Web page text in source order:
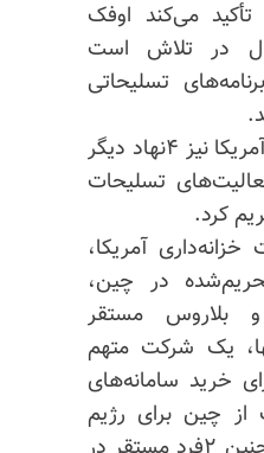
تأکید می‌کند اوفک
در تلاش است
تسلیحاتی
هم‌زمان وزارت‌خارجه آمریکا نیز ۴نهاد دیگر
تسلیحات
کرد.
آمریکا،
در چین،
بلاروس مستقر
یک شرکت متهم
خرید سامانه‌های
چین برای رژیم